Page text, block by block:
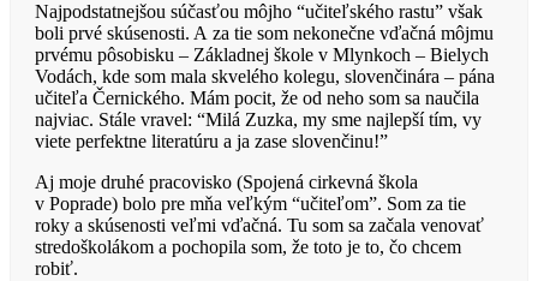
Najpodstatnejšou súčasťou môjho “učiteľského rastu” však
boli prvé skúsenosti. A za tie som nekonečne vďačná môjmu
prvému pôsobisku – Základnej škole v Mlynkoch – Bielych
Vodách, kde som mala skvelého kolegu, slovenčinára – pána
učiteľa Černického. Mám pocit, že od neho som sa naučila
najviac. Stále vravel: “Milá Zuzka, my sme najlepší tím, vy
viete perfektne literatúru a ja zase slovenčinu!”
Aj moje druhé pracovisko (Spojená cirkevná škola
v Poprade) bolo pre mňa veľkým “učiteľom”. Som za tie
roky a skúsenosti veľmi vďačná. Tu som sa začala venovať
stredoškolákom a pochopila som, že toto je to, čo chcem
robiť.